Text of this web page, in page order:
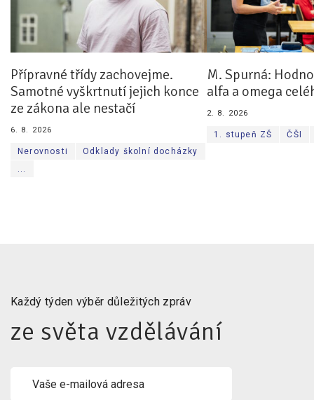
Přípravné třídy zachovejme.
Samotné vyškrtnutí jejich konce
ze zákona ale nestačí
6. 8. 2026
Nerovnosti
Odklady školní docházky
...
M. Spurná:
alfa a omega
2. 8. 2026
1. stupeň ZŠ ČŠI
Každý týden výběr důležitých zpráv
ze světa vzdělávání